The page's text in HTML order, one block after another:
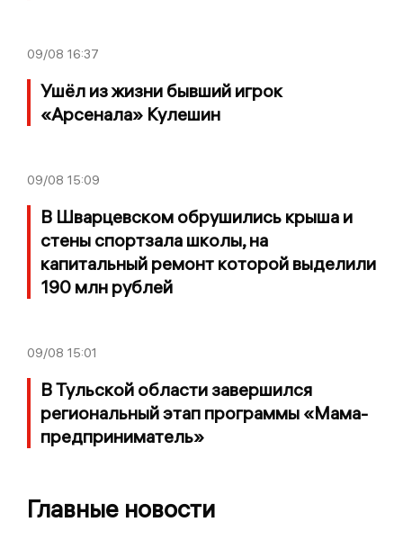
09/08 16:37
Ушёл из жизни бывший игрок
«Арсенала» Кулешин
09/08 15:09
В Шварцевском обрушились крыша и
стены спортзала школы, на
капитальный ремонт которой выделили
190 млн рублей
09/08 15:01
В Тульской области завершился
региональный этап программы «Мама-
предприниматель»
Главные новости